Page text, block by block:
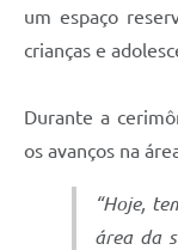
um espaço
crianças e
Durante a
os avanços na
“Hoje,
área da